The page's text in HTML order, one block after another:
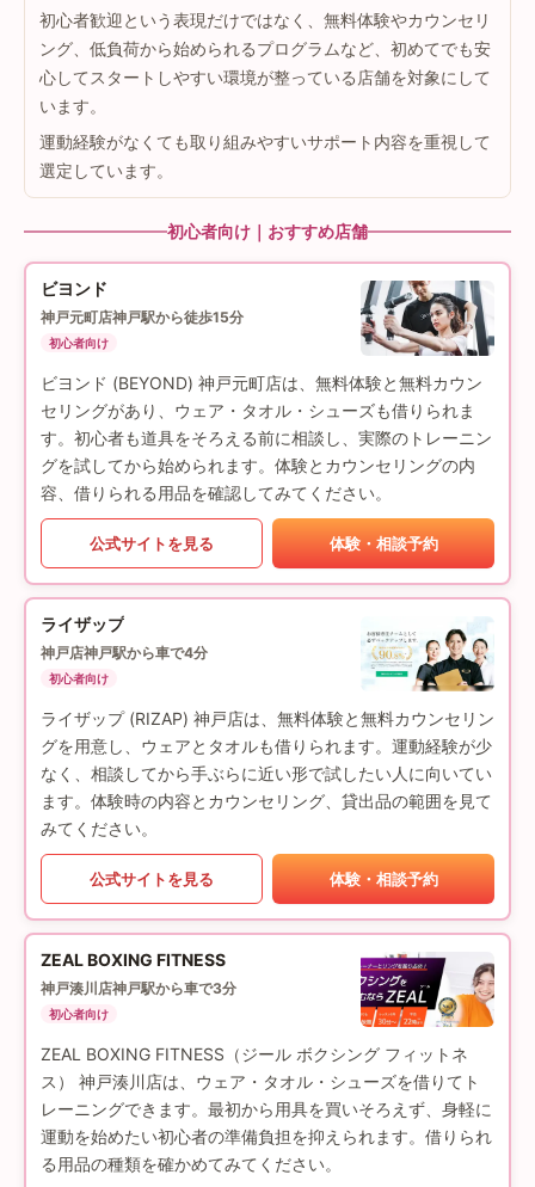
初心者歓迎という表現だけではなく、無料体験やカウンセリ
ング、低負荷から始められるプログラムなど、初めてでも安
心してスタートしやすい環境が整っている店舗を対象にして
います。
運動経験がなくても取り組みやすいサポート内容を重視して
選定しています。
初心者向け｜おすすめ店舗
ビヨンド
神戸元町店神戸駅から徒歩15分
初心者向け
ビヨンド (BEYOND) 神戸元町店は、無料体験と無料カウン
セリングがあり、ウェア・タオル・シューズも借りられま
す。初心者も道具をそろえる前に相談し、実際のトレーニン
グを試してから始められます。体験とカウンセリングの内
容、借りられる用品を確認してみてください。
公式サイトを見る 体験・相談予約
ライザップ
神戸店神戸駅から車で4分
初心者向け
ライザップ (RIZAP) 神戸店は、無料体験と無料カウンセリン
グを用意し、ウェアとタオルも借りられます。運動経験が少
なく、相談してから手ぶらに近い形で試したい人に向いてい
ます。体験時の内容とカウンセリング、貸出品の範囲を見て
みてください。
公式サイトを見る 体験・相談予約
ZEAL BOXING FITNESS
神戸湊川店神戸駅から車で3分
初心者向け
ZEAL BOXING FITNESS（ジール ボクシング フィットネ
ス） 神戸湊川店は、ウェア・タオル・シューズを借りてト
レーニングできます。最初から用具を買いそろえず、身軽に
運動を始めたい初心者の準備負担を抑えられます。借りられ
る用品の種類を確かめてみてください。